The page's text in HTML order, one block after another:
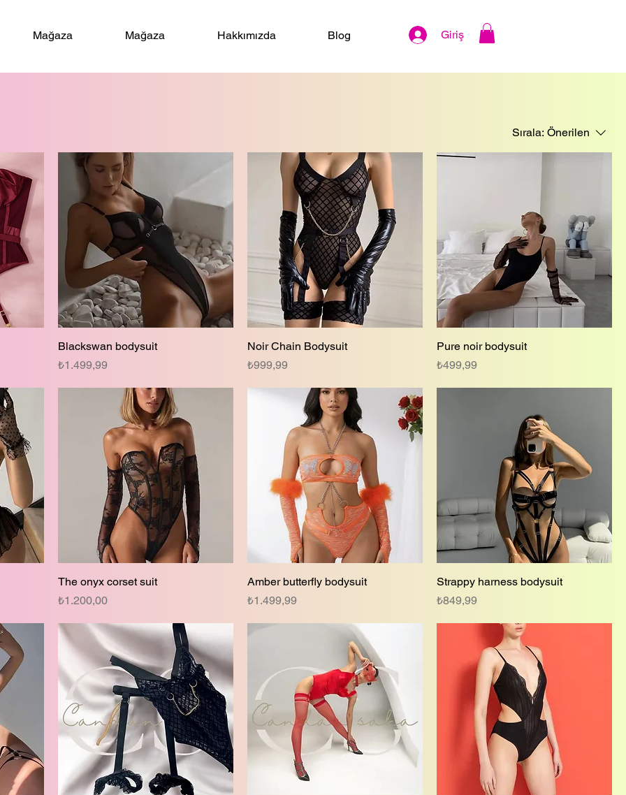
Mağaza Mağaza Hakkımızda Blog Giriş
Sırala: Önerilen
Blackswan bodysuit
Fiyat
₺1.499,99
Noir Chain Bodysuit
Fiyat
₺999,99
Pure noir bodysuit
Fiyat
₺499,99
The onyx corset suit
Fiyat
₺1.200,00
Amber butterfly bodysuit
Fiyat
₺1.499,99
Strappy harness bodysuit
Fiyat
₺849,99